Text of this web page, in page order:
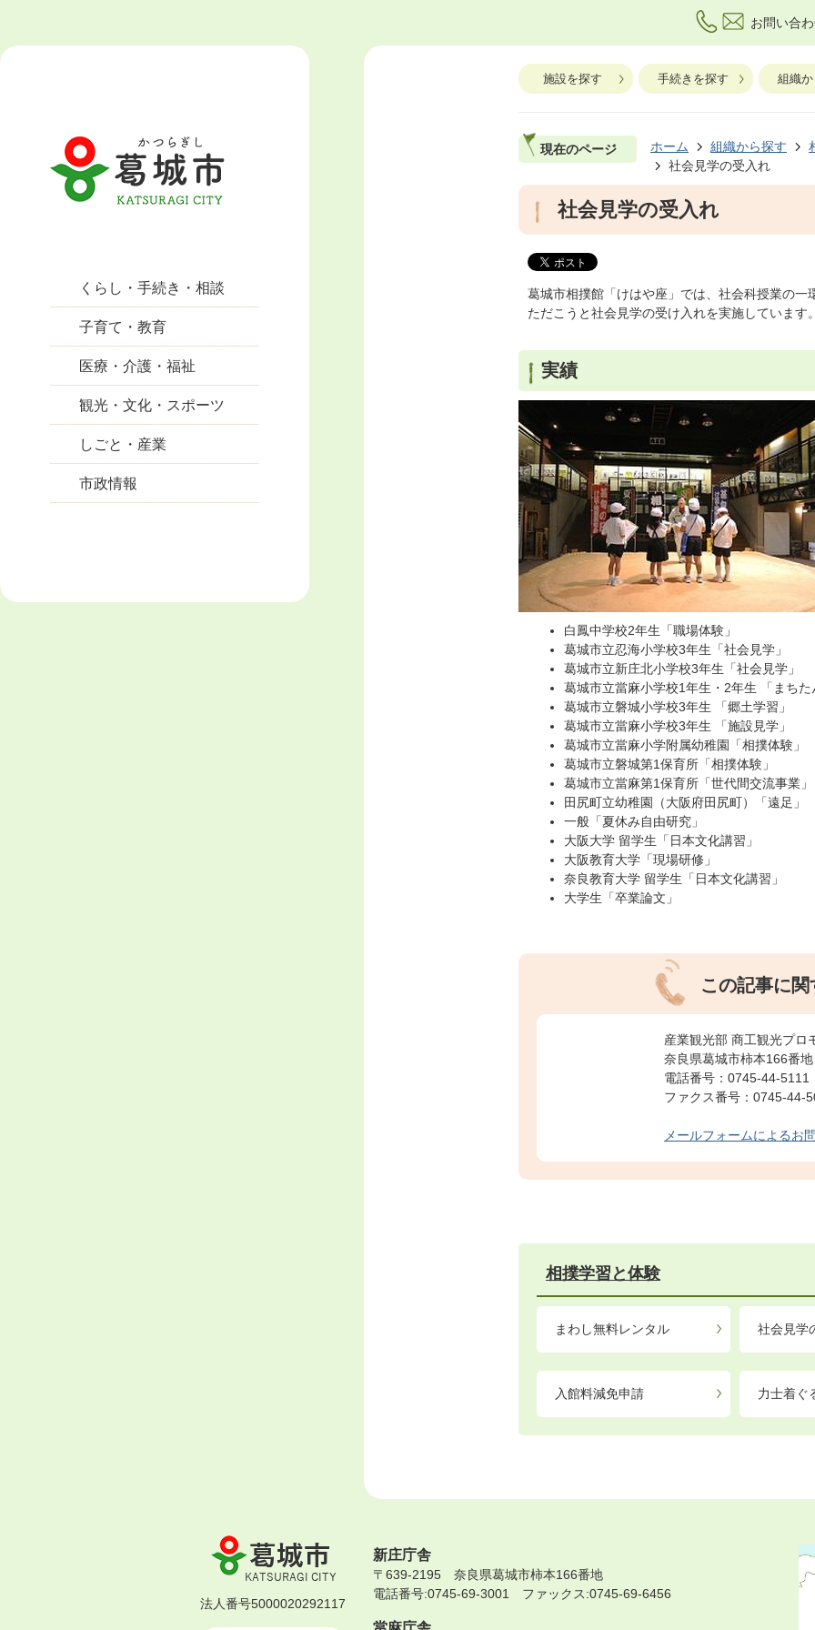
お問い合
くらし・手続き・相談
子育て・教育
医療・介護・福祉
観光・文化・スポーツ
しごと・産業
市政情報
施設を探す 手続きを探す 組織
現在のページ ホーム 組織から探す
社会見学の受入れ
社会見学の受入れ
葛城市相撲館「けはや座」では、社会科授業の
ただこうと社会見学の受け入れを実施しています
実績
白鳳中学校2年生「職場体験」
葛城市立忍海小学校3年生「社会見学」
葛城市立新庄北小学校3年生「社会見学」
葛城市立當麻小学校1年生・2年生 「まちた
葛城市立磐城小学校3年生 「郷土学習」
葛城市立當麻小学校3年生 「施設見学」
葛城市立當麻小学附属幼稚園「相撲体験」
葛城市立磐城第1保育所「相撲体験」
葛城市立當麻第1保育所「世代間交流事業」
田尻町立幼稚園（大阪府田尻町）「遠足」
一般「夏休み自由研究」
大阪大学 留学生「日本文化講習」
大阪教育大学「現場研修」
奈良教育大学 留学生「日本文化講習」
大学生「卒業論文」
この記事に
産業観光部 商工観光プロ
奈良県葛城市柿本166番地
電話番号：0745-44-5111
ファクス番号：0745-44-
メールフォームによるお
相撲学習と体験
まわし無料レンタル 社会見学
入館料減免申請 力士着ぐ
葛
城
市
KATSURAGI
CITY
法人番号5000020292117
新庄庁舎
〒639-2195 奈良県葛城市柿本166番地
電話番号:0745-69-3001 ファックス:0745-69-6456